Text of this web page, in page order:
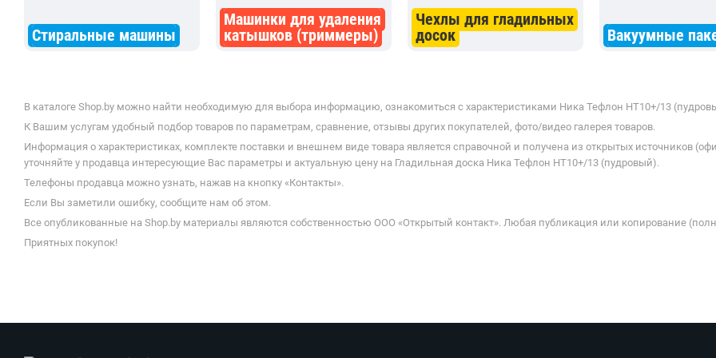
Стиральные машины
Машинки для удаления
катышков (триммеры)
Чехлы для гладильных
досок
Вакуумные
В каталоге Shop.by можно найти необходимую для выбора информацию, ознакомиться с характеристиками Ника Тефлон НТ10+/13
К Вашим услугам удобный подбор товаров по параметрам, сравнение, отзывы других покупателей, фото/видео галерея товаров.
Информация о характеристиках, комплекте поставки и внешнем виде товара является справочной и получена из открытых источников
уточняйте у продавца интересующие Вас параметры и актуальную цену на Гладильная доска Ника Тефлон НТ10+/13 (пудровый).
Телефоны продавца можно узнать, нажав на кнопку «Контакты».
Если Вы заметили ошибку, сообщите нам об этом.
Все опубликованные на Shop.by материалы являются собственностью ООО «Открытый контакт». Любая публикация или копирование
Приятных покупок!